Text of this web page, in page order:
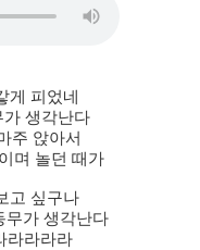
게 피었네
생각난다
주 앉아서
며 놀던 때가
고 싶구나
무가 생각난다
라라라라